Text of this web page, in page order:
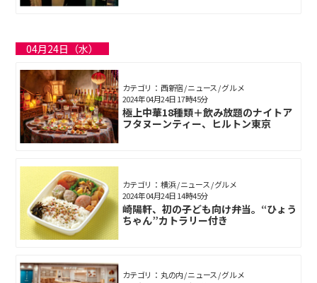
04月24日（水）
カテゴリ： 西新宿 / ニュース / グルメ
極上中華18種類＋飲み放題のナイトア
フタヌーンティー、ヒルトン東京
2024年04月24日 17時45分
カテゴリ： 横浜 / ニュース / グルメ
崎陽軒、初の子ども向け弁当。“ひょう
ちゃん”カトラリー付き
2024年04月24日 14時45分
カテゴリ： 丸の内 / ニュース / グルメ